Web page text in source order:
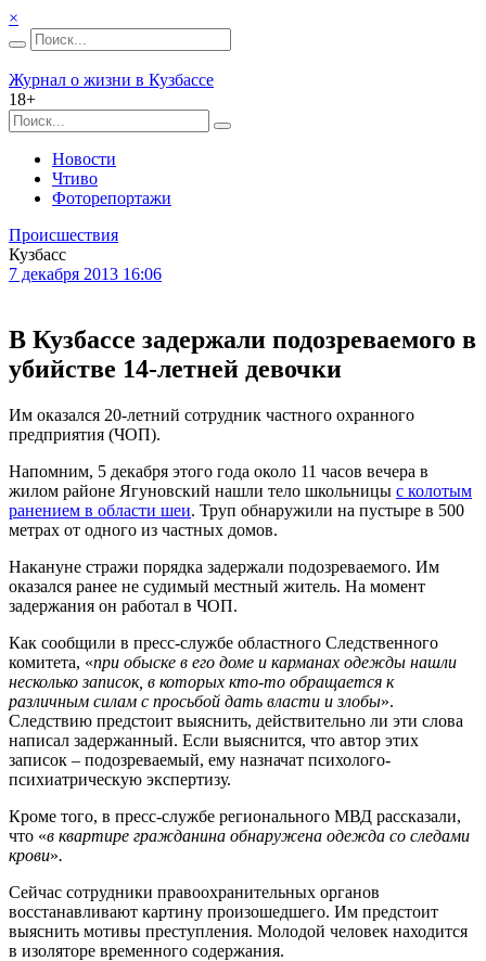
×
Журнал о жизни в Кузбассе
18+
Новости
Чтиво
Фоторепортажи
Происшествия
Кузбасс
7 декабря 2013 16:06
В Кузбассе задержали подозреваемого в
убийстве 14-летней девочки
Им оказался 20-летний сотрудник частного охранного
предприятия (ЧОП).
Напомним, 5 декабря этого года около 11 часов вечера в
жилом районе Ягуновский нашли тело школьницы с колотым
ранением в области шеи. Труп обнаружили на пустыре в 500
метрах от одного из частных домов.
Накануне стражи порядка задержали подозреваемого. Им
оказался ранее не судимый местный житель. На момент
задержания он работал в ЧОП.
Как сообщили в пресс-службе областного Следственного
комитета, «при обыске в его доме и карманах одежды нашли
несколько записок, в которых кто-то обращается к
различным силам с просьбой дать власти и злобы».
Следствию предстоит выяснить, действительно ли эти слова
написал задержанный. Если выяснится, что автор этих
записок – подозреваемый, ему назначат психолого-
психиатрическую экспертизу.
Кроме того, в пресс-службе регионального МВД рассказали,
что «в квартире гражданина обнаружена одежда со следами
крови».
Сейчас сотрудники правоохранительных органов
восстанавливают картину произошедшего. Им предстоит
выяснить мотивы преступления. Молодой человек находится
в изоляторе временного содержания.